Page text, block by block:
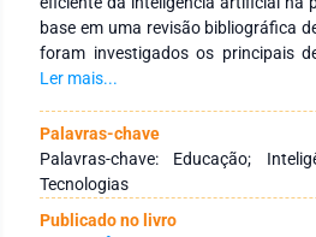
base em uma revisão bibliográfica
foram investigados os principais
relacionados à integração da IA no
professores possam implementar
eficaz. Os principais resultados
ofereça potencial para
acompanhamento dos alunos, a
e de infraestrutura nas escolas
Ler mais...
Palavras-chave
Palavras-chave: Educação;
Tecnologias
Publicado no livro